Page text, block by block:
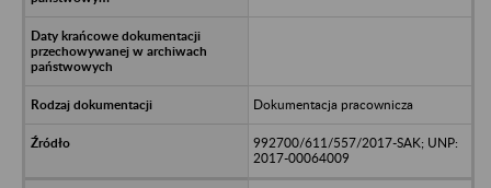
Dokumentacja pracownicza
992700/611/557/2017-SAK; UNP:
2017-00064009